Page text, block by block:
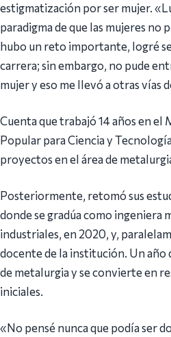
estigmatización por ser mujer.
paradigma de que las mujeres no
hubo un reto importante, logré
carrera; sin embargo, no pude
mujer y eso me llevó a otras vías
Cuenta que trabajó 14 años en
Popular para Ciencia y
proyectos en el área de
Posteriormente, retomó sus
donde se gradúa como ingeniera
industriales, en 2020, y,
docente de la institución. Un año
de metalurgia y se convierte en
iniciales.
«No pensé nunca que podía ser